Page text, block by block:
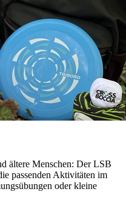
ältere Menschen: Der LSB
passenden Aktivitäten im
oder kleine